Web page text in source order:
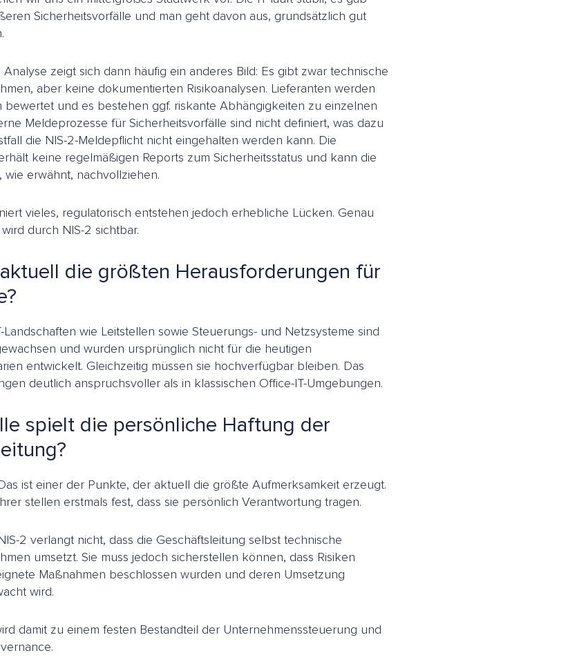
Sicherheitsvorfälle und man geht davon aus, grundsätzlich gut
zeigt sich dann häufig ein anderes Bild: Es gibt zwar technische
aber keine dokumentierten Risikoanalysen. Lieferanten werden
bewertet und es bestehen ggf. riskante Abhängigkeiten zu einzelnen
Meldeprozesse für Sicherheitsvorfälle sind nicht definiert, was dazu
die NIS-2-Meldepflicht nicht eingehalten werden kann. Die
keine regelmäßigen Reports zum Sicherheitsstatus und kann die
wie erwähnt, nachvollziehen.
vieles, regulatorisch entstehen jedoch erhebliche Lücken. Genau
durch NIS-2 sichtbar.
die größten Herausforderungen für
Landschaften wie Leitstellen sowie Steuerungs- und Netzsysteme sind
und wurden ursprünglich nicht für die heutigen
entwickelt. Gleichzeitig müssen sie hochverfügbar bleiben. Das
deutlich anspruchsvoller als in klassischen Office-IT-Umgebungen.
spielt die persönliche Haftung der
ist einer der Punkte, der aktuell die größte Aufmerksamkeit erzeugt.
stellen erstmals fest, dass sie persönlich Verantwortung tragen.
2 verlangt nicht, dass die Geschäftsleitung selbst technische
umsetzt. Sie muss jedoch sicherstellen können, dass Risiken
Maßnahmen beschlossen wurden und deren Umsetzung
wird.
damit zu einem festen Bestandteil der Unternehmenssteuerung und